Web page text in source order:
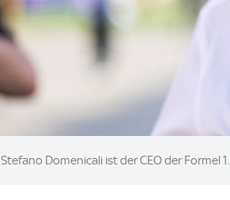
Image:
Stefano Domenicali ist der CEO der Formel 1.